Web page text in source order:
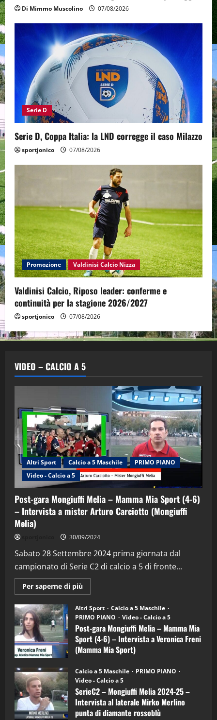
Di Mimmo Muscolino 07/08/2026
Serie D
Serie D, Coppa Italia: la LND corregge il caso Milazzo
sportjonico 07/08/2026
Promozione Valdinisi Calcio Nizza
Valdinisi Calcio, Riposo leader: conferme e
continuità per la stagione 2026/2027
sportjonico 07/08/2026
VIDEO – CALCIO A 5
Altri Sport Calcio a 5 Maschile
PRIMO PIANO
Video - Calcio a 5
Post-gara Mongiuffi Melia – Mamma Mia Sport (4-6)
– Intervista a mister Arturo Carciotto (Mongiuffi
Melia)
30/09/2024
Sabato 28 Settembre 2024 prima giornata dal
campionato di Serie C2 di calcio a 5 di fronte...
Per saperne di più
informazioni
Post-
gara
Mongiuffi
Melia
–
Mamma
Mia
Sport
6)
–
Intervista
a
mister
Arturo
Carciotto
(Mongiuffi
Altri Sport
Calcio a 5 Maschile
PRIMO PIANO
Video - Calcio a 5
Post-gara Mongiuffi Melia – Mamma Mia
Sport (4-6) – Intervista a Veronica Freni
(Mamma Mia Sport)
Calcio a 5 Maschile
PRIMO PIANO
Video - Calcio a 5
SerieC2 – Mongiuffi Melia 2024-25 –
Intervista al laterale Mirko Merlino
punta di diamante rossoblù
2
“SportEmpire” in Podcast: 29^ Puntata
(Martedi 28 Aprile 2026)
28/04/2026
3
"SportEmpire" in Podcast
“SportEmpire” in Podcast: 28^ Puntata
(Martedi 21 Aprile 2026)
21/04/2026
4
“SportEmpire” in Podcast: 27^ Puntata
(Martedi 14 Aprile 2026)
15/04/2026